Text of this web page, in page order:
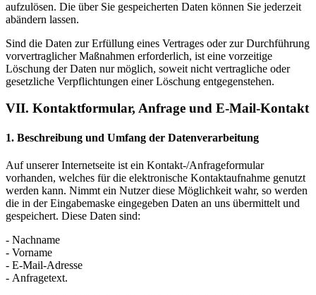
aufzulösen. Die über Sie gespeicherten Daten können Sie jederzeit
abändern lassen.
Sind die Daten zur Erfüllung eines Vertrages oder zur Durchführung
vorvertraglicher Maßnahmen erforderlich, ist eine vorzeitige
Löschung der Daten nur möglich, soweit nicht vertragliche oder
gesetzliche Verpflichtungen einer Löschung entgegenstehen.
VII. Kontaktformular, Anfrage und E-Mail-Kontakt
1. Beschreibung und Umfang der Datenverarbeitung
Auf unserer Internetseite ist ein Kontakt-/Anfrageformular
vorhanden, welches für die elektronische Kontaktaufnahme genutzt
werden kann. Nimmt ein Nutzer diese Möglichkeit wahr, so werden
die in der Eingabemaske eingegeben Daten an uns übermittelt und
gespeichert. Diese Daten sind:
- Nachname
- Vorname
- E-Mail-Adresse
- Anfragetext.